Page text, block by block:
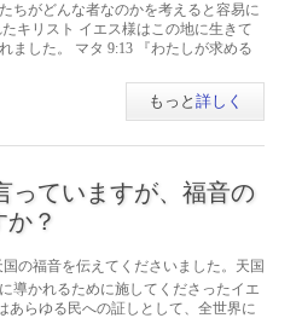
ちがどんな者なのかを考えると容易に
キリスト イエス様はこの地に生きて
ました。 マタ 9:13 『わたしが求める
もっと 詳しく
っていますが、福音の
？
の福音を伝えてくださいました。天国
導かれるために施してくださったイエ
あらゆる民への証しとして、全世界に